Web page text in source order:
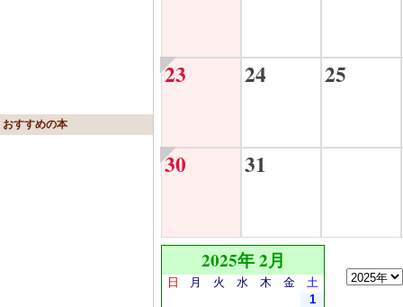
おすすめの本
23 24 25
30 31
2025年 2月
日 月 火 水 木 金
土
1